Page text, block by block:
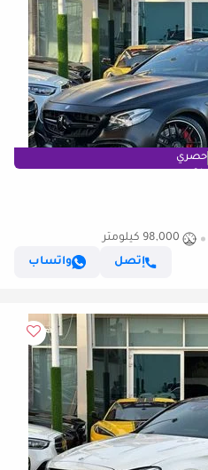
حصري
98,000 كيلومتر
إتصل
واتساب